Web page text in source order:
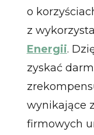
o
z
Energii.
zyskać
wynikające
firmowych